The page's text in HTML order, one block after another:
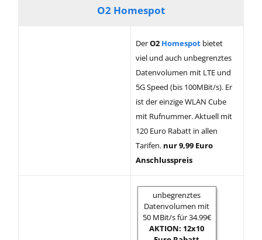
O2 Homespot
DerO2 Homespotbietet
viel und auch unbegrenztes
Datenvolumen mit LTE und
5G Speed (bis 100MBit/s). Er
ist der einzige WLAN Cube
mit Rufnummer. Aktuell mit
120 Euro Rabatt in allen
Tarifen. nur 9,99 Euro
Anschlusspreis
unbegrenztes
Datenvolumen mit
50 MBit/s für 34.99€
AKTION: 12x10